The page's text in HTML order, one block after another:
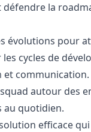
défendre la
évolutions pour
cycles de
et communication.
autour des
au quotidien.
efficace